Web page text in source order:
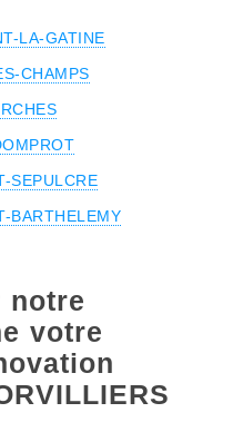
LA-GATINE
CHAMPS
SEPULCRE
BARTHELEMY
notre
votre